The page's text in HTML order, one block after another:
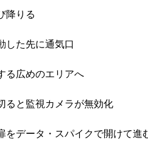
降りる
した先に通気口
る広めのエリアへ
ると監視カメラが無効化
をデータ・スパイクで開けて進